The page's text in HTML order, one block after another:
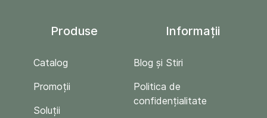
Produse
Catalog
Promoții
Soluții
Informații
Blog și Stiri
Politica de
confidențialitate